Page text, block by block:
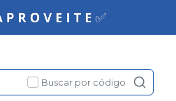
Buscar por código